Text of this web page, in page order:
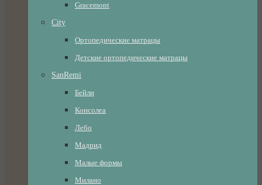
Gracemont
City
Ортопедические матрацы
Детские ортопедические матрацы
SanRemi
Бейли
Консолеа
Лебо
Мадрид
Малые формы
Милано